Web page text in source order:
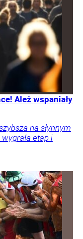
Ależ wspaniały
na słynnym
etap i